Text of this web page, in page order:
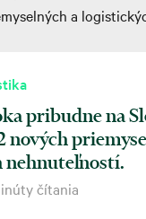
pribudne na
nových
nehnuteľností.
čítania